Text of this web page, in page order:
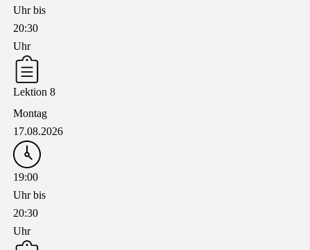
Uhr bis
20:30
Uhr
Lektion 8
Montag
17.08.2026
19:00
Uhr bis
20:30
Uhr